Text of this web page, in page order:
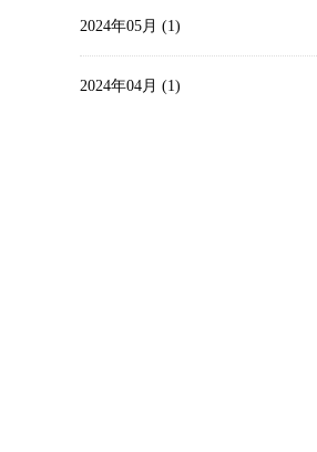
2024年05月 (1)
2024年04月 (1)